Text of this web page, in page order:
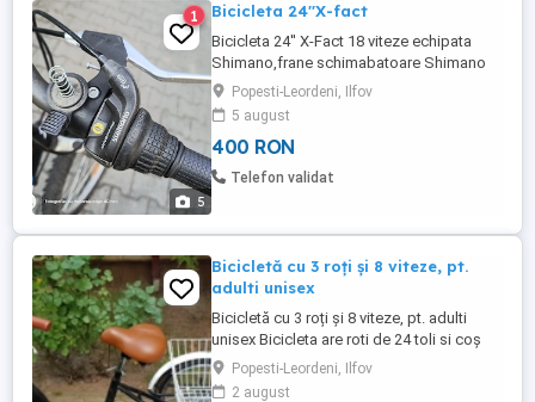
5
1 Bicicleta 24''X-fact
Bicicleta 24'' X-Fact 18 viteze echipata
Shimano,frane schimabatoare Shimano
Popesti-Leordeni, Ilfov
5 august
400 RON
Telefon validat
Bicicletă cu 3 roți și 8 viteze, pt.
adulti unisex
Bicicletă cu 3 roți și 8 viteze, pt. adulti
unisex Bicicleta are roti de 24 toli si coș
pentru cumpărături Bicicleta este noua,
nefolosita și nedeteriorata, în ambalajul
Popesti-Leordeni, Ilfov
2 august